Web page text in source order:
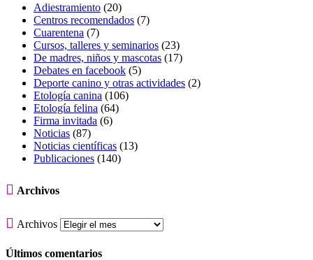
Adiestramiento (20)
Centros recomendados (7)
Cuarentena (7)
Cursos, talleres y seminarios (23)
De madres, niños y mascotas (17)
Debates en facebook (5)
Deporte canino y otras actividades (2)
Etología canina (106)
Etología felina (64)
Firma invitada (6)
Noticias (87)
Noticias científicas (13)
Publicaciones (140)
 Archivos
 Archivos
Últimos comentarios